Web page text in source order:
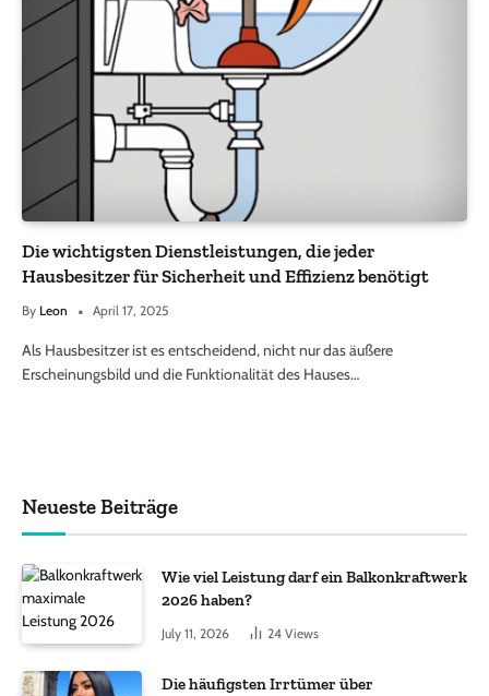
Die wichtigsten Dienstleistungen, die jeder
Hausbesitzer für Sicherheit und Effizienz benötigt
By Leon April 17, 2025
Als Hausbesitzer ist es entscheidend, nicht nur das äußere
Erscheinungsbild und die Funktionalität des Hauses…
Neueste Beiträge
Wie viel Leistung darf ein Balkonkraftwerk
2026 haben?
July 11, 2026 24 Views
Die häufigsten Irrtümer über